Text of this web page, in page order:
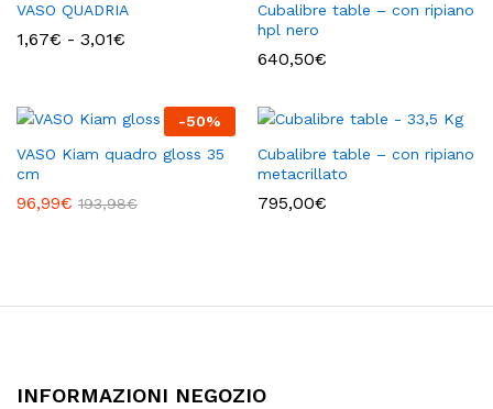
VASO QUADRIA
1,67€ - 3,01€
1,67€
a
3,01€
Cubalibre table – con ripiano
hpl nero
640,50€
-50%
VASO Kiam quadro gloss 35
cm
96,99€ 193,98€
Cubalibre table – con ripiano
metacrillato
795,00€
INFORMAZIONI NEGOZIO